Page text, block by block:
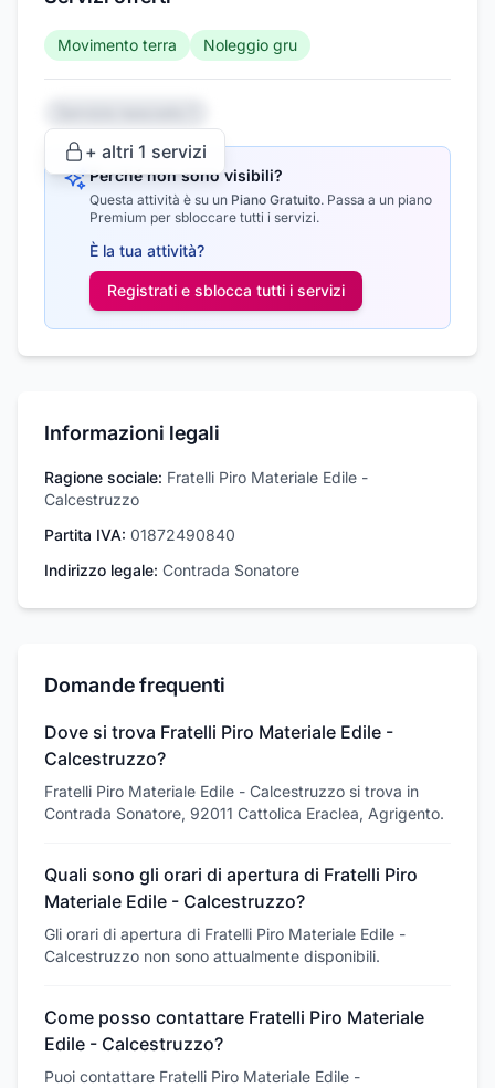
Movimento terra Noleggio gru
+ altri 1 servizi
Perché non sono visibili?
Questa attività è su un Piano Gratuito. Passa a un piano
Premium per sbloccare tutti i servizi.
È la tua attività?
Registrati e sblocca tutti i servizi
Informazioni legali
Ragione sociale: Fratelli Piro Materiale Edile -
Calcestruzzo
Partita IVA: 01872490840
Indirizzo legale: Contrada Sonatore
Domande frequenti
Dove si trova Fratelli Piro Materiale Edile -
Calcestruzzo?
Fratelli Piro Materiale Edile - Calcestruzzo si trova in
Contrada Sonatore, 92011 Cattolica Eraclea, Agrigento.
Quali sono gli orari di apertura di Fratelli Piro
Materiale Edile - Calcestruzzo?
Gli orari di apertura di Fratelli Piro Materiale Edile -
Calcestruzzo non sono attualmente disponibili.
Come posso contattare Fratelli Piro Materiale
Edile - Calcestruzzo?
Puoi contattare Fratelli Piro Materiale Edile -